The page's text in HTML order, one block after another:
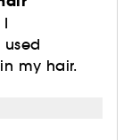
my hair.